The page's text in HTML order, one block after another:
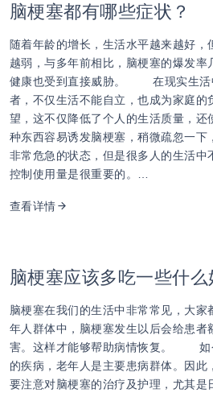
脑梗塞都有哪些症状？
随着年龄的增长，生活水平越来越好，
越弱，与多年前相比，脑梗塞的爆发率
健康也受到直接威胁。 在现实生活
者，不仅生活不能自立，也成为家庭的
望，这不仅降低了个人的生活质量，还
种东西容易诱发脑梗塞，稍微疏忽一下
非常危急的状态，但是很多人的生活中
控制使用量是很重要的。…
查看详情
脑梗塞应该多吃一些什么
脑梗塞在我们的生活中非常常见，大家
年人群体中，脑梗塞发生以后会给患者
害。这样才能够帮助病情恢复。 如
的疾病，老年人是主要患病群体。因此
要注意对脑梗塞的治疗及护理，尤其是